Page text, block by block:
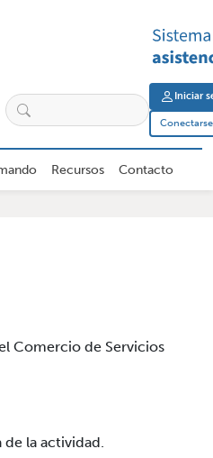
User
Iniciar
de usuario
Recursos Contacto
Comercio de Servicios
la actividad.